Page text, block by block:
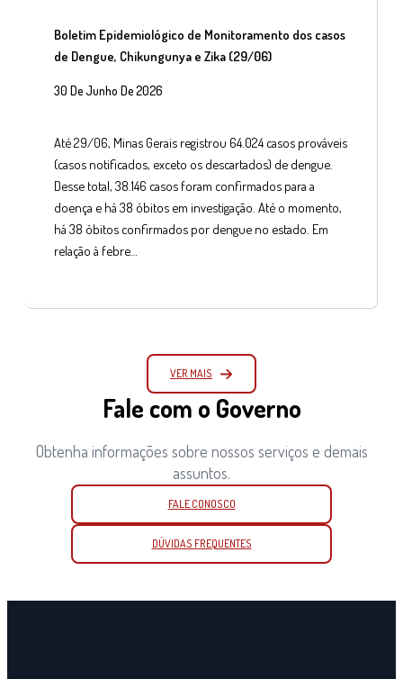
Boletim Epidemiológico de Monitoramento dos casos
de Dengue, Chikungunya e Zika (29/06)
30 De Junho De 2026
Até 29/06, Minas Gerais registrou 64.024 casos prováveis
(casos notificados, exceto os descartados) de dengue.
Desse total, 38.146 casos foram confirmados para a
doença e há 38 óbitos em investigação. Até o momento,
há 38 óbitos confirmados por dengue no estado. Em
relação à febre…
VER MAIS
Fale com o Governo
Obtenha informações sobre nossos serviços e demais
assuntos.
FALE CONOSCO
DÚVIDAS FREQUENTES